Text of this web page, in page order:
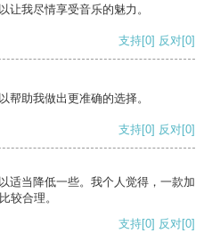
让我尽情享受音乐的魅力。
支持[0] 反对[0]
帮助我做出更准确的选择。
支持[0] 反对[0]
适当降低一些。我个人觉得，一款加
较合理。
支持[0] 反对[0]